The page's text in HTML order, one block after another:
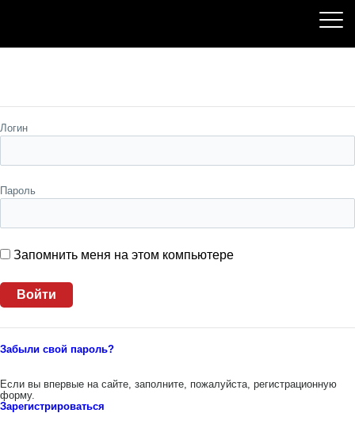
Логин
Пароль
Запомнить меня на этом компьютере
Забыли свой пароль?
Если вы впервые на сайте, заполните, пожалуйста, регистрационную
форму.
Зарегистрироваться